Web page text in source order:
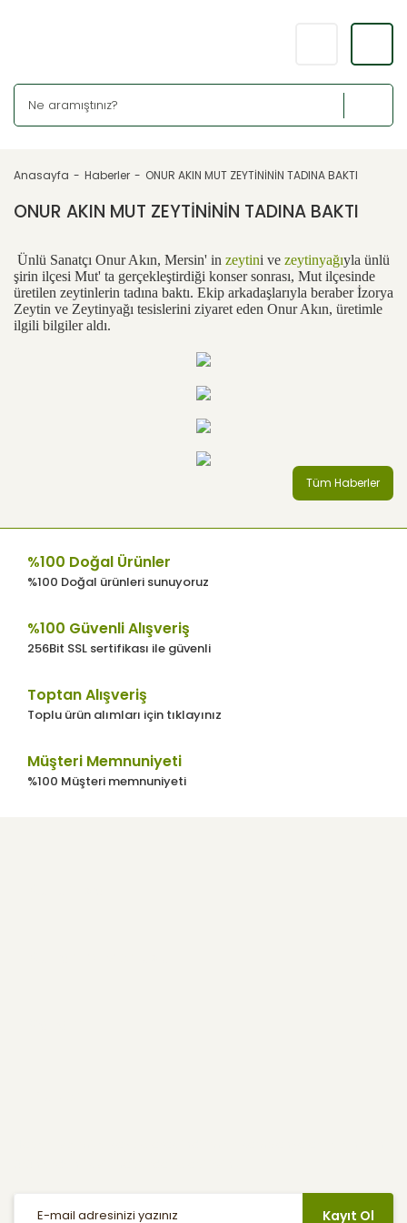
Anasayfa Haberler ONUR AKIN MUT ZEYTİNİNİN TADINA BAKTI
ONUR AKIN MUT ZEYTİNİNİN TADINA BAKTI
Ünlü Sanatçı Onur Akın, Mersin' in zeytini ve zeytinyağıyla ünlü
şirin ilçesi Mut' ta gerçekleştirdiği konser sonrası, Mut ilçesinde
üretilen zeytinlerin tadına baktı. Ekip arkadaşlarıyla beraber İzorya
Zeytin ve Zeytinyağı tesislerini ziyaret eden Onur Akın, üretimle
ilgili bilgiler aldı.
Tüm Haberler
%100 Doğal Ürünler
%100 Doğal ürünleri sunuyoruz
%100 Güvenli Alışveriş
256Bit SSL sertifikası ile güvenli
Toptan Alışveriş
Toplu ürün alımları için tıklayınız
Müşteri Memnuniyeti
%100 Müşteri memnuniyeti
Kayıt Ol